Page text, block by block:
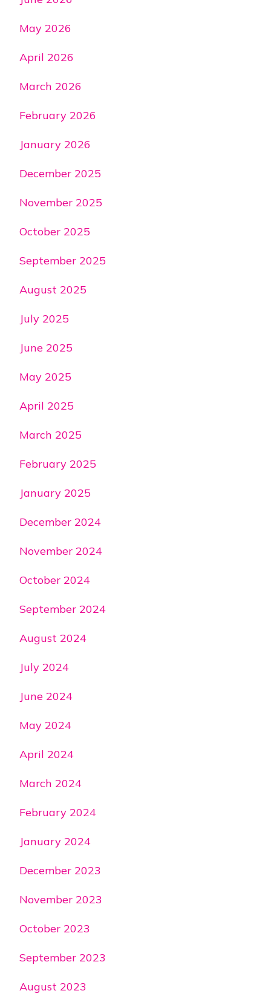
May 2026
April 2026
March 2026
February 2026
January 2026
December 2025
November 2025
October 2025
September 2025
August 2025
July 2025
June 2025
May 2025
April 2025
March 2025
February 2025
January 2025
December 2024
November 2024
October 2024
September 2024
August 2024
July 2024
June 2024
May 2024
April 2024
March 2024
February 2024
January 2024
December 2023
November 2023
October 2023
September 2023
August 2023